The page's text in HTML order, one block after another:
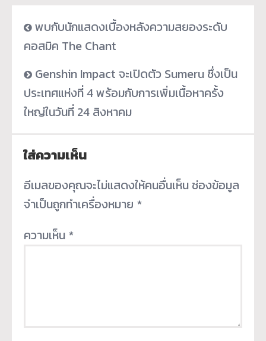
พบกับนักแสดงเบื้องหลังความสยองระดับ
คอสมิค The Chant
Genshin Impact จะเปิดตัว Sumeru ซึ่งเป็น
ประเทศแห่งที่ 4 พร้อมกับการเพิ่มเนื้อหาครั้ง
ใหญ่ในวันที่ 24 สิงหาคม
ใส่ความเห็น
อีเมลของคุณจะไม่แสดงให้คนอื่นเห็น ช่องข้อมูล
จำเป็นถูกทำเครื่องหมาย *
ความเห็น *